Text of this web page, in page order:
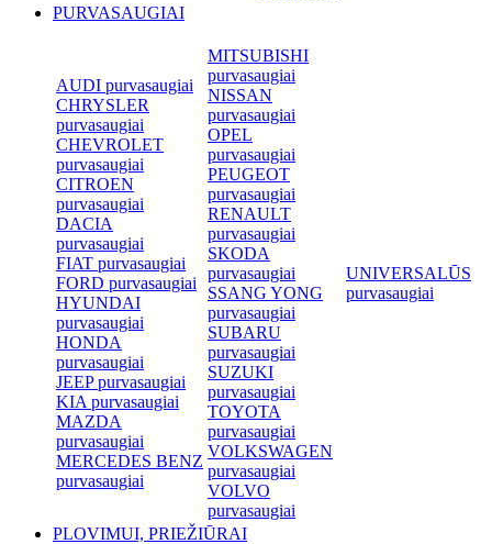
PURVASAUGIAI
AUDI purvasaugiai
CHRYSLER
purvasaugiai
CHEVROLET
purvasaugiai
CITROEN
purvasaugiai
DACIA
purvasaugiai
FIAT purvasaugiai
FORD purvasaugiai
HYUNDAI
purvasaugiai
HONDA
purvasaugiai
JEEP purvasaugiai
KIA purvasaugiai
MAZDA
purvasaugiai
MERCEDES BENZ
purvasaugiai
MITSUBISHI
purvasaugiai
NISSAN
purvasaugiai
OPEL
purvasaugiai
PEUGEOT
purvasaugiai
RENAULT
purvasaugiai
SKODA
purvasaugiai
SSANG YONG
purvasaugiai
SUBARU
purvasaugiai
SUZUKI
purvasaugiai
TOYOTA
purvasaugiai
VOLKSWAGEN
purvasaugiai
VOLVO
purvasaugiai
UNIVERSALŪS
purvasaugiai
PLOVIMUI, PRIEŽIŪRAI